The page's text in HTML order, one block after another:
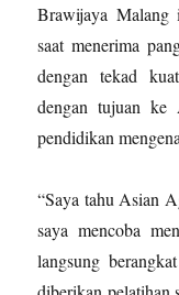
Brawijaya
saat menerima
dengan tekad
dengan tujuan
pendidikan
“Saya tahu Asian
saya mencoba
langsung